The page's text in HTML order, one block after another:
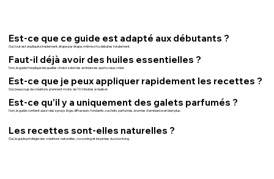
Est-ce que ce guide est adapté aux débutants ?
Oui, tout est expliqué simplement, étape par étape, même si tu débutes totalement.
Faut-il déjà avoir des huiles essentielles ?
Non, le guide t’explique lesquelles choisir selon les ambiances que tu veux créer.
Est-ce que je peux appliquer rapidement les recettes ?
Oui, beaucoup de créations prennent moins de 10 minutes à réaliser.
Est-ce qu’il y a uniquement des galets parfumés ?
Non, le guide contient aussi des sprays linge, diffuseurs, fondants, sachets parfumés, brumes d’ambiance et bien plus.
Les recettes sont-elles naturelles ?
Oui, le guide privilégie des créations naturelles, cocooning et inspirées du slow living.